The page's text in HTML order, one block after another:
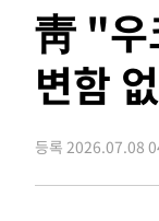
-23771초 전 >[속
-23636초 전 >[속
-21235초 전 >
"여
-10881초 전 >내
-10518초 전 >트
靑 "우
변함
등록 2026.07.08